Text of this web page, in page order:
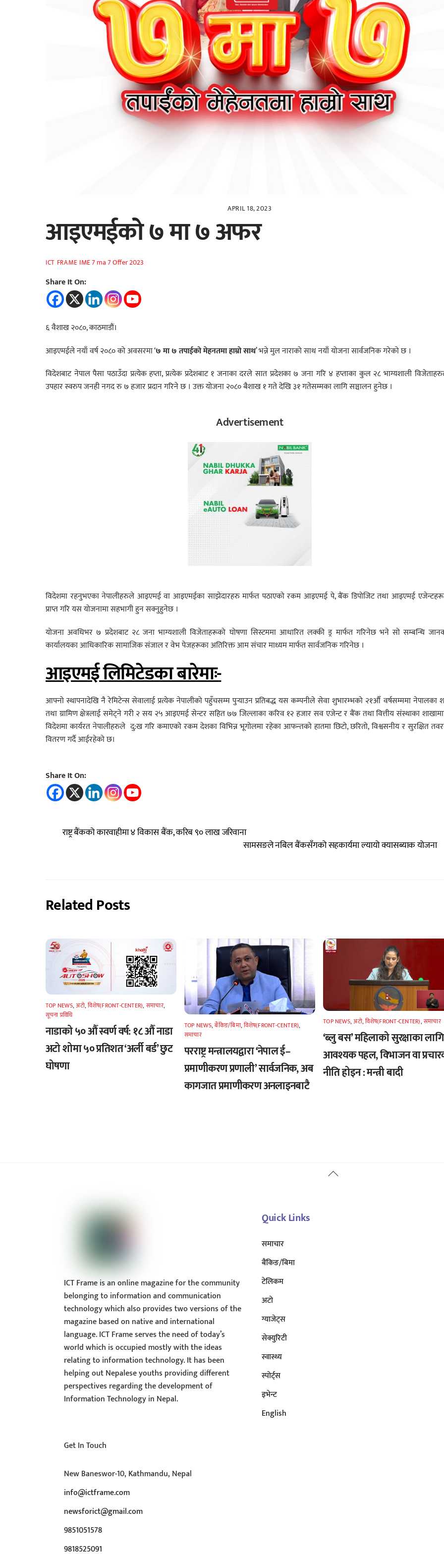
APRIL 18, 2023
आइएमईको ७ मा ७ अफर
ICT FRAME IME 7 ma 7 Offer 2023
Share It On:
६ वैशाख २०८०, काठमाडौं।
आइएमईले नयाँ वर्ष २०८० को अवसरमा ‘७ मा ७ तपाईको मेहनतमा हाम्रो साथ’ भन्ने मुल नाराको साथ नयाँ योजना सार्वजनिक गरेको छ ।
विदेशबाट नेपाल पैसा पठाउँदा प्रत्येक हप्ता, प्रत्येक प्रदेशबाट १ जनाका दरले सात प्रदेशका ७ जना गरि ४ हप्ताका कुल २८ भाग्यशाली
उपहार स्वरुप जनही नगद रु ७ हजार प्रदान गरिने छ । उक्त योजना २०८० बैशाख १ गते देखि ३१ गतेसम्मका लागि सञ्चालन हुनेछ ।
Advertisement
विदेशमा रहनुभएका नेपालीहरुले आइएमई वा आइएमईका साझेदारहरु मार्फत पठाएको रकम आइएमई पे, बैंक डिपोजिट तथा आइएमई
प्राप्त गरि यस योजनामा सहभागी हुन सक्नुहुनेछ ।
योजना अवधिभर ७ प्रदेशबाट २८ जना भाग्यशाली विजेताहरूको घोषणा सिस्टममा आधारित लक्की ड्र मार्फत गरिनेछ भने सो सम्बन्धि
कार्यालयका आधिकारिक सामाजिक संजाल र वेभ पेजहरूका अतिरिक्त आम संचार माध्यम मार्फत सार्वजनिक गरिनेछ ।
आइएमई लिमिटेडका बारेमाः-
आफ्नो स्थापनादेखि नै रेमिटेन्स सेवालाई प्रत्येक नेपालीको पहुँचसम्म पुर्‍याउन प्रतिबद्ध यस कम्पनीले सेवा शुभारम्भको २१औँ वर्षसम्ममा नेपालका
तथा ग्रामिण क्षेत्रलाई समेट्ने गरी २ सय २५ आइएमई सेन्टर सहित ७७ जिल्लाका करिव १२ हजार सव एजेन्ट र बैंक तथा वित्तीय संस्थाका
विदेशमा कार्यरत नेपालीहरुले दु:ख गरि कमाएको रकम देशका विभिन्न भूगोलमा रहेका आफन्तको हातमा छिटो, छरितो, विश्वसनीय र सुरक्षित
वितरण गर्दै आईरहेको छ।
Share It On:
राष्ट्र बैंकको कारवाहीमा ४ विकास बैंक, करिब ९० लाख जरिवाना
सामसङले नबिल बैंकसँगको सहकार्यमा ल्यायो क्यासब्याक योजना
Related Posts
TOP NEWS,अटाे,विशेष(FRONT-CENTER), समाचार,
सूचना प्रविधि
नाडाको ५० औँ स्वर्ण वर्ष: १८ औँ नाडा
अटो शोमा ५० प्रतिशत ‘अर्ली बर्ड’ छुट
घोषणा
TOP NEWS,बैंकिङ/बिमा,विशेष(FRONT-CENTER),
समाचार
परराष्ट्र मन्त्रालयद्वारा ‘नेपाल ई–
प्रमाणीकरण प्रणाली’ सार्वजनिक, अब
कागजात प्रमाणीकरण अनलाइनबाटै
TOP NEWS,अटाे,विशेष(FRONT-CENTER),समाचार
‘ब्लु बस’ महिलाको सुरक्षाका लागि
आवश्यक पहल, विभाजन वा
नीति होइन : मन्त्री बादी
Back
ICT Frame is an online magazine for the community
belonging to information and communication
technology which also provides two versions of the
magazine based on native and international
language. ICT Frame serves the need of today’s
world which is occupied mostly with the ideas
relating to information technology. It has been
helping out Nepalese youths providing different
perspectives regarding the development of
Information Technology in Nepal.
Quick Links
समाचार
बैंकिङ/बिमा
टेलिकम
अटाे
ग्याजेट्स
सेक्युरिटी
स्वास्थ्य
स्पोर्ट्स
इभेन्ट
English
Get In Touch
New Baneswor-10, Kathmandu, Nepal
info@ictframe.com
newsforict@gmail.com
9851051578
9818525091